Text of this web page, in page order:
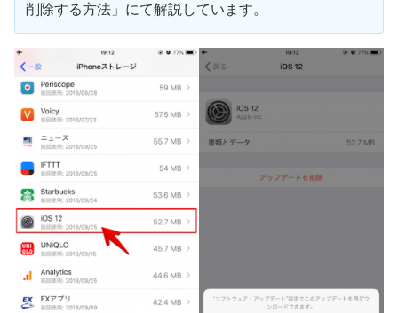
削除する方法」にて解説しています。